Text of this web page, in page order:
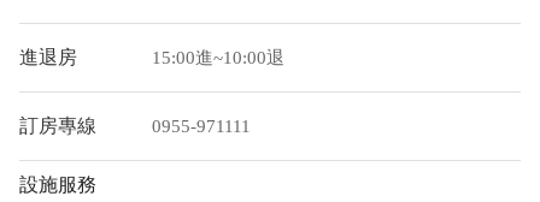
宿有提供該銀行匯款帳號喔。) 匯入任何款項後，請記得與業者
連絡喔！
進退房 15:00進~10:00退
訂房專線 0955-971111
設施服務